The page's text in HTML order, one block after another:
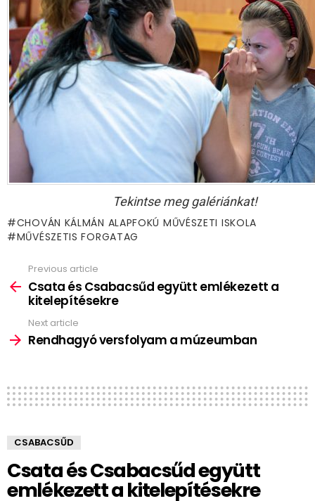
Tekintse meg galériánkat!
CHOVÁN KÁLMÁN ALAPFOKÚ MŰVÉSZETI ISKOLA
MŰVÉSZETIS FORGATAG
more
Previous article
Csata és Csabacsűd együtt emlékezett a
kitelepítésekre
Next article
Rendhagyó versfolyam a múzeumban
CSABACSŰD
Csata és Csabacsűd együtt
emlékezett a kitelepítésekre